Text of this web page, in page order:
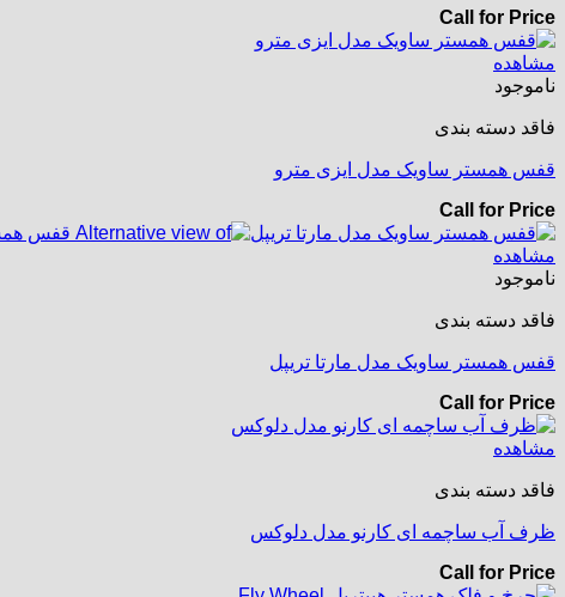
Call for Price
مشاهده
ناموجود
فاقد دسته بندی
قفس همستر ساویک مدل ایزی مترو
Call for Price
مشاهده
ناموجود
فاقد دسته بندی
قفس همستر ساویک مدل مارتا تریپل
Call for Price
مشاهده
فاقد دسته بندی
ظرف آب ساچمه ای کارنو مدل دلوکس
Call for Price